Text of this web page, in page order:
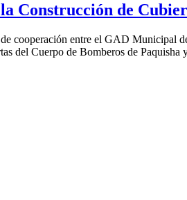
Construcción de
cooperación entre el GAD Municipal
del Cuerpo de Bomberos de